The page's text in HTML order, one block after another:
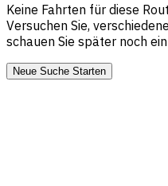
Keine Fahrten für diese
Versuchen Sie,
schauen Sie später noch
Neue Suche Starten